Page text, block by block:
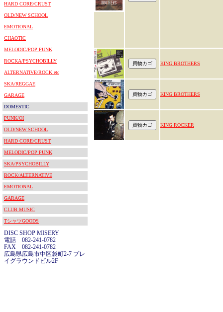
HARD CORE/CRUST
OLD/NEW SCHOOL
EMOTIONAL
CHAOTIC
MELODIC/POP PUNK
ROCKA/PSYCHOBILLY
ALTERNATIVE/ROCK etc
SKA/REGGAE
GARAGE
DOMESTIC
PUNK/OI
OLD/NEW SCHOOL
HARD CORE/CRUST
MELODIC/POP PUNK
SKA/PSYCHOBILLY
ROCK/ALTERNATIVE
EMOTIONAL
GARAGE
CLUB MUSIC
TシャツGOODS
DISC SHOP MISERY
電話 082-241-0782
FAX 082-241-0782
広島県広島市中区袋町2-7 プレ
イグラウンドビル2F
KING BROTHERS
KING BROTHERS
KING ROCKER